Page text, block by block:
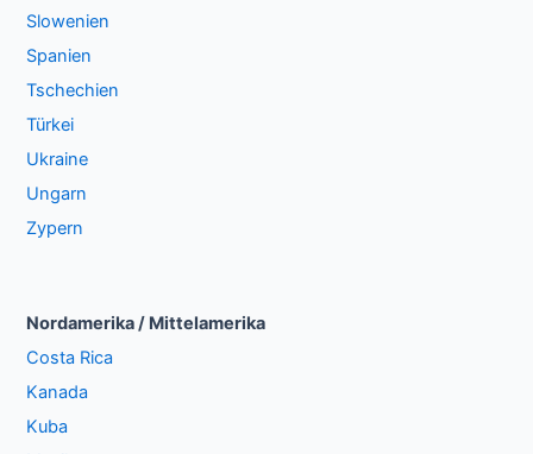
Slowenien
Spanien
Tschechien
Türkei
Ukraine
Ungarn
Zypern
Nordamerika / Mittelamerika
Costa Rica
Kanada
Kuba